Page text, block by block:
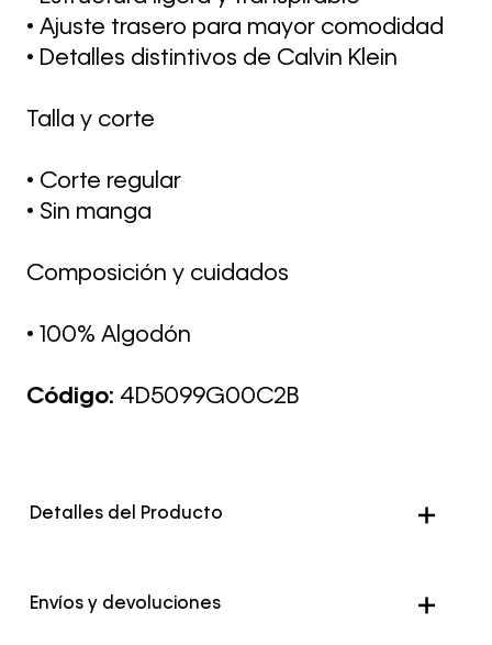
• Ajuste trasero para mayor comodidad
• Detalles distintivos de Calvin Klein
Talla y corte
• Corte regular
• Sin manga
Composición y cuidados
• 100% Algodón
Código: 4D5099G00C2B
Detalles del Producto
Envíos y devoluciones